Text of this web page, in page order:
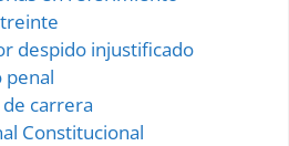
despido injustificado
penal
carrera
Constitucional